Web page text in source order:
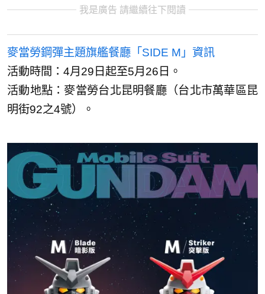
我是廣告 請繼續往下閱讀
麥當勞鋼彈主題旗艦餐廳「SIDE M」資訊
活動時間：4月29日起至5月26日。
活動地點：麥當勞台北昆明餐廳（台北市萬華區昆
明街92之4號）。